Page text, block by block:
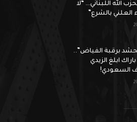
الله اللبناني… “لا
العلني بالشرع”
برقبة الفياض”..
ابلغ الزيدي
السعودي!